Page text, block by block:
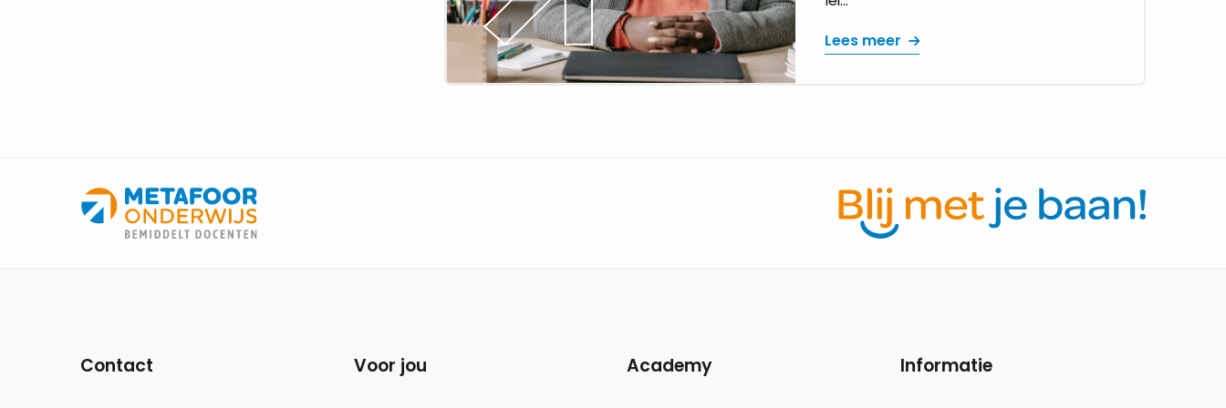
Lees meer
zingeving
Contact Voor jou Academy Informatie